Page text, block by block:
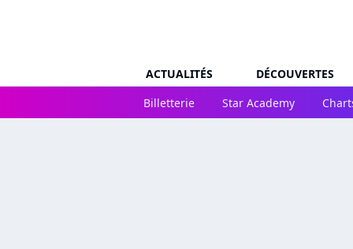
ACTUALITÉS DÉCOUVERTES
Billetterie
Star Academy